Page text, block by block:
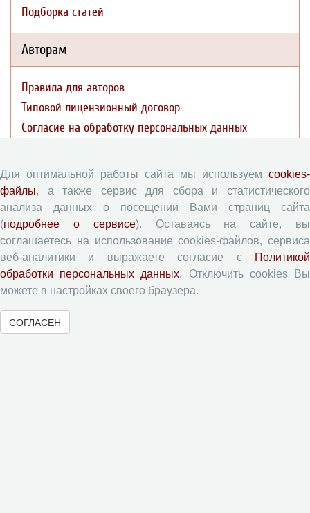
Подборка статей
Авторам
Правила для авторов
Типовой лицензионный договор
Согласие на обработку персональных данных
Рецензентам
Памятка рецензенту
Форма рецензии
Журналы ВолНЦ РАН
Для оптимальной работы сайта мы используем cookies-
файлы, а также сервис для сбора и статистического
анализа данных о посещении Вами страниц сайта
(подробнее о сервисе). Оставаясь на сайте, вы
соглашаетесь на использование cookies-файлов, сервиса
веб-аналитики и выражаете согласие с
Политикой
обработки персональных данных. Отключить cookies Вы
можете в настройках своего браузера.
СОГЛАСЕН